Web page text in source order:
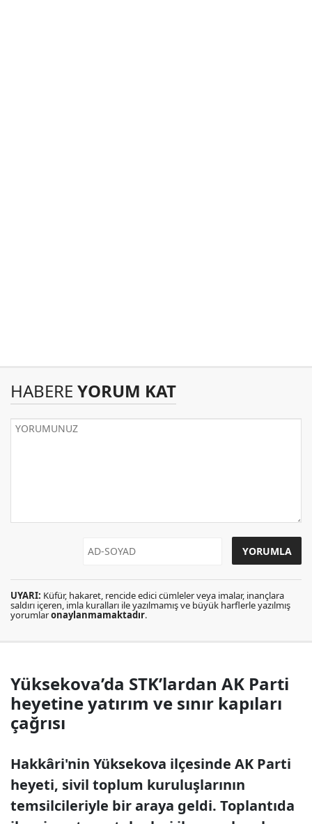
HABERE YORUM KAT
UYARI: Küfür, hakaret, rencide edici cümleler veya imalar, inançlara
saldırı içeren, imla kuralları ile yazılmamış ve büyük harflerle yazılmış
yorumlaronaylanmamaktadır.
Yüksekova’da STK’lardan AK Parti
heyetine yatırım ve sınır kapıları
çağrısı
Hakkâri'nin Yüksekova ilçesinde AK Parti
heyeti, sivil toplum kuruluşlarının
temsilcileriyle bir araya geldi. Toplantıda